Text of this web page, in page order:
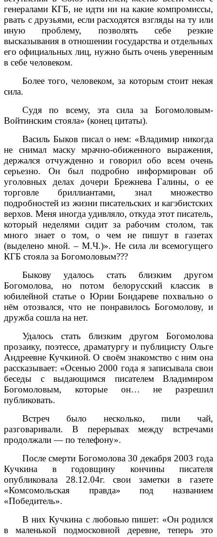
генералами КГБ, не идти ни на какие компромиссы,
рвать с друзьями, если расходятся взгляды на ту или
иную проблему, позволять себе резкие
высказывания в отношении государства и отдельных
его официальных лиц, нужно быть очень уверенным
в себе человеком.
Более того, человеком, за которым стоит некая
сила.
Судя по всему, эта сила за Богомоловым-
Войтинским стояла» (конец цитаты).
Василь Быков писал о нем: «Владимир никогда
не снимал маску мрачно-обиженного выражения,
держался отчужденно и говорил обо всем очень
серьезно. Он был подробно информирован об
уголовных делах дочери Брежнева Галины, о ее
торговле бриллиантами, знал множество
подробностей из жизни писательских и кагэбистских
верхов. Меня иногда удивляло, откуда этот писатель,
который неделями сидит за рабочим столом, так
много знает о том, о чем не пишут в газетах
(выделено мной. – М.Ч.)». Не сила ли всемогущего
КГБ стояла за Богомоловым???
Быкову удалось стать близким другом
Богомолова, но потом белорусский классик в
юбилейной статье о Юрии Бондареве похвально о
нём отозвался, что не понравилось Богомолову, и
дружба сошла на нет.
Удалось стать близким другом Богомолова
прозаику, поэтессе, драматургу и публицисту Ольге
Андреевне Кучкиной. О своём знакомство с ним она
рассказывает: «Осенью 2000 года я записывала свои
беседы с выдающимся писателем Владимиром
Богомоловым, которые он… не разрешил
публиковать.
Встреч было несколько, пили чай,
разговаривали. В перерывах между встречами
продолжали — по телефону».
После смерти Богомолова 30 декабря 2003 года
Кучкина в годовщину кончины писателя
опубликовала 28.12.04г. свои заметки в газете
«Комсомольская правда» под названием
«Победитель».
В них Кучкина с любовью пишет: «Он родился
в маленькой подмосковной деревне, теперь это